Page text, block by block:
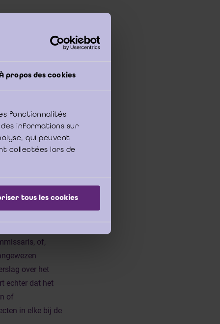
propos des cookies
fonctionnalités
informations sur
qui peuvent
collectées lors de
tous les cookies
12:1 WVV is dit
artikel 12:26
alle vennoten
elke bij de fusie
van artikel 12:26
inbreng in natura in
de
of,
over het
echter dat het
of
in elke bij de